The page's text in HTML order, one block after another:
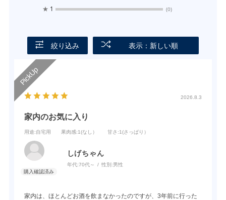
★ 1 (0)
絞り込み 表示：新しい順
2026.8.3
家内のお気に入り
用途:自宅用 果肉感:1(なし） 甘さ :1(さっぱり）
しげちゃん
年代:70代～ 性別:男性
家内は、ほとんどお酒を飲まなかったのですが、3年前に行った